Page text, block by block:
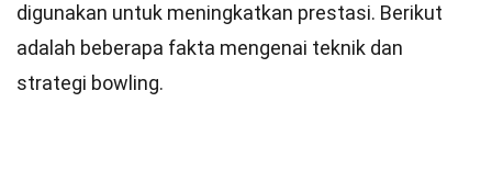
digunakan untuk meningkatkan prestasi. Berikut
adalah beberapa fakta mengenai teknik dan
strategi bowling.